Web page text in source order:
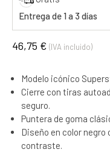
Entrega de 1 a 3 días
46,75 € (IVA incluido)
Modelo icónico
Cierre con tiras
seguro.
Puntera de goma
Diseño en color
contraste.